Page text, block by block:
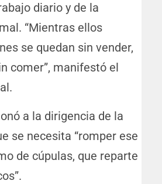
diario y de la
“Mientras ellos
se quedan sin vender,
comer”, manifestó el
a la dirigencia de la
se necesita “romper ese
de cúpulas, que reparte